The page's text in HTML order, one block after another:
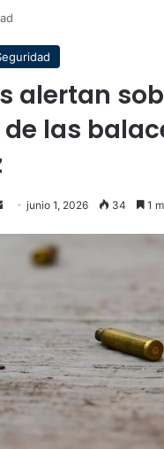
alertan
las
Sendjunio 1, 2026 34 1